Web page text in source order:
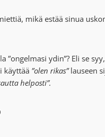
mikä estää sinua
”ongelmasi ydin”? Eli se
käyttää ”olen rikas”lauseen
helposti”.